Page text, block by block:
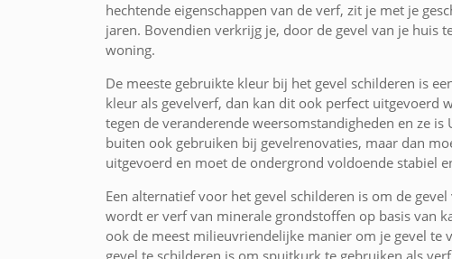
hechtende eigenschappen van de verf, zit je met je
jaren. Bovendien verkrijg je, door de gevel van je huis
woning.
De meeste gebruikte kleur bij het gevel schilderen is
kleur als gevelverf, dan kan dit ook perfect uitgevoerd
tegen de veranderende weersomstandigheden en ze is
buiten ook gebruiken bij gevelrenovaties, maar dan
uitgevoerd en moet de ondergrond voldoende stabiel
Een alternatief voor het gevel schilderen is om de
wordt er verf van minerale grondstoffen op basis van
ook de meest milieuvriendelijke manier om je gevel te
gevel te schilderen is om spuitkurk te gebruiken als